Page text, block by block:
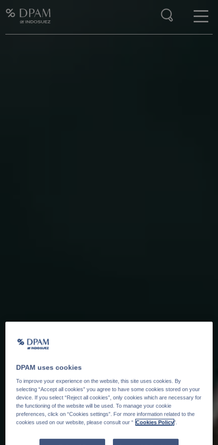
DPAM uses cookies
To improve your experience on the website, this site uses cookies. By
selecting “Accept all cookies” you agree to have some cookies stored on your
device. If you select “Reject all cookies”, only cookies which are necessary for
the functioning of the website will be used. To manage your cookie
preferences, click on “Cookies settings”. For more information related to the
cookies used on our website, please consult our “ Cookies Policy".